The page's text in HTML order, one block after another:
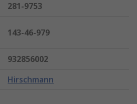
281-9753
143-46-979
932856002
Hirschmann